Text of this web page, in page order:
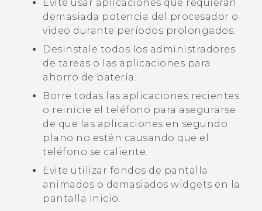
Evite usar aplicaciones que requieran
demasiada potencia del procesador o
video durante períodos prolongados.
Desinstale todos los administradores
de tareas o las aplicaciones para
ahorro de batería.
Borre todas las aplicaciones recientes
o reinicie el teléfono para asegurarse
de que las aplicaciones en segundo
plano no estén causando que el
teléfono se caliente.
Evite utilizar fondos de pantalla
animados o demasiados widgets en la
pantalla Inicio.